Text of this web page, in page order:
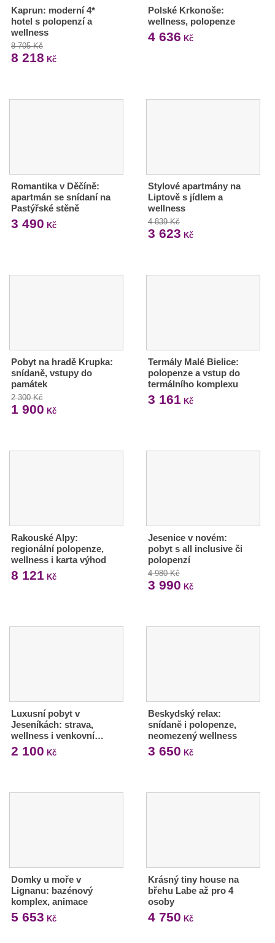
Kaprun: moderní 4*
hotel s polopenzí a
wellness
8 705 Kč
8 218 Kč
Polské Krkonoše:
wellness, polopenze
4 636 Kč
Romantika v Děčíně:
apartmán se snídaní na
Pastýřské stěně
3 490 Kč
Stylové apartmány na
Liptově s jídlem a
wellness
4 839 Kč
3 623 Kč
Pobyt na hradě Krupka:
snídaně, vstupy do
památek
2 300 Kč
1 900 Kč
Termály Malé Bielice:
polopenze a vstup do
termálního komplexu
3 161 Kč
Rakouské Alpy:
regionální polopenze,
wellness i karta výhod
8 121 Kč
Jesenice v novém:
pobyt s all inclusive či
polopenzí
4 980 Kč
3 990 Kč
Luxusní pobyt v
Jeseníkách: strava,
wellness i venkovní…
2 100 Kč
Beskydský relax:
snídaně i polopenze,
neomezený wellness
3 650 Kč
Domky u moře v
Lignanu: bazénový
komplex, animace
5 653 Kč
Krásný tiny house na
břehu Labe až pro 4
osoby
4 750 Kč